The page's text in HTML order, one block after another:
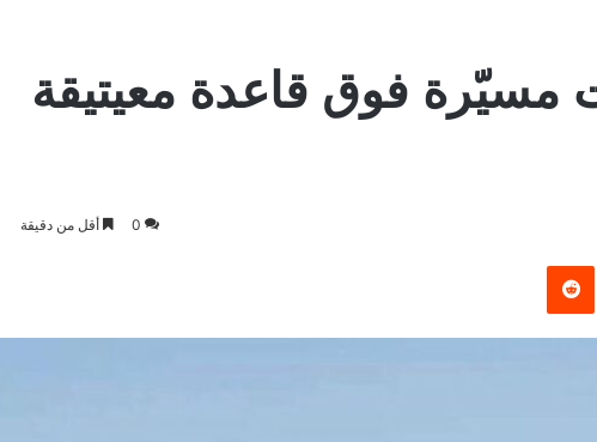
مسيّرة فوق قاعدة معيتيقة
0 أقل من دقيقة